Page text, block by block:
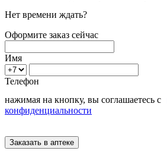
Нет времени ждать?
Оформите заказ сейчас
Имя
Телефон
нажимая на кнопку, вы соглашаетесь с
конфиденциальности